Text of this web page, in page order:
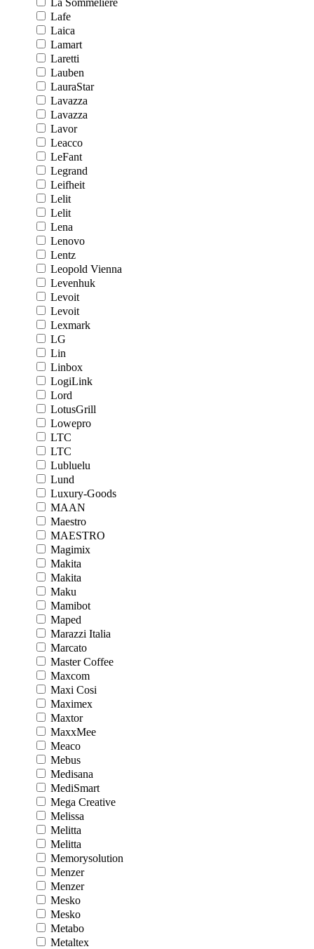
La Sommeliere
Lafe
Laica
Lamart
Laretti
Lauben
LauraStar
Lavazza
Lavazza
Lavor
Leacco
LeFant
Legrand
Leifheit
Lelit
Lelit
Lena
Lenovo
Lentz
Leopold Vienna
Levenhuk
Levoit
Levoit
Lexmark
LG
Lin
Linbox
LogiLink
Lord
LotusGrill
Lowepro
LTC
LTC
Lubluelu
Lund
Luxury-Goods
MAAN
Maestro
MAESTRO
Magimix
Makita
Makita
Maku
Mamibot
Maped
Marazzi Italia
Marcato
Master Coffee
Maxcom
Maxi Cosi
Maximex
Maxtor
MaxxMee
Meaco
Mebus
Medisana
MediSmart
Mega Creative
Melissa
Melitta
Melitta
Memorysolution
Menzer
Menzer
Mesko
Mesko
Metabo
Metaltex